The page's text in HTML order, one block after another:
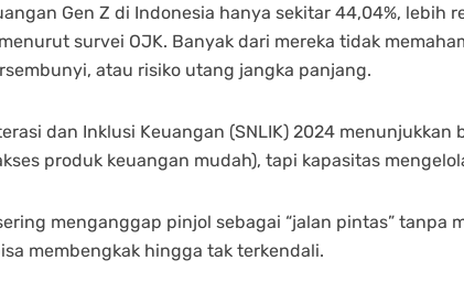
Gen Z di Indonesia hanya sekitar 44,04%, lebih
survei OJK. Banyak dari mereka tidak
atau risiko utang jangka panjang.
dan Inklusi Keuangan (SNLIK) 2024 menunjukkan
produk keuangan mudah), tapi kapasitas
menganggap pinjol sebagai “jalan pintas” tanpa
membengkak hingga tak terkendali.